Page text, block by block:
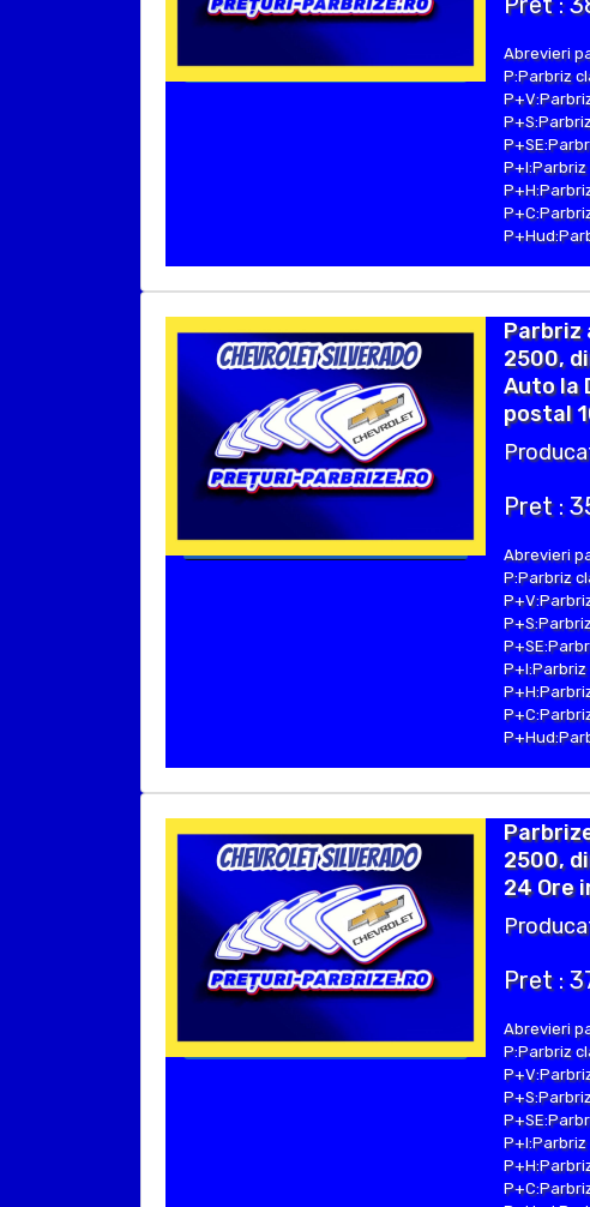
Abrevieri
P:Parbriz
Parbriz
2500,
Auto la
postal
Pret :
Abrevieri
P:Parbriz
2500,
24 Ore
Pret :
Abrevieri
P:Parbriz